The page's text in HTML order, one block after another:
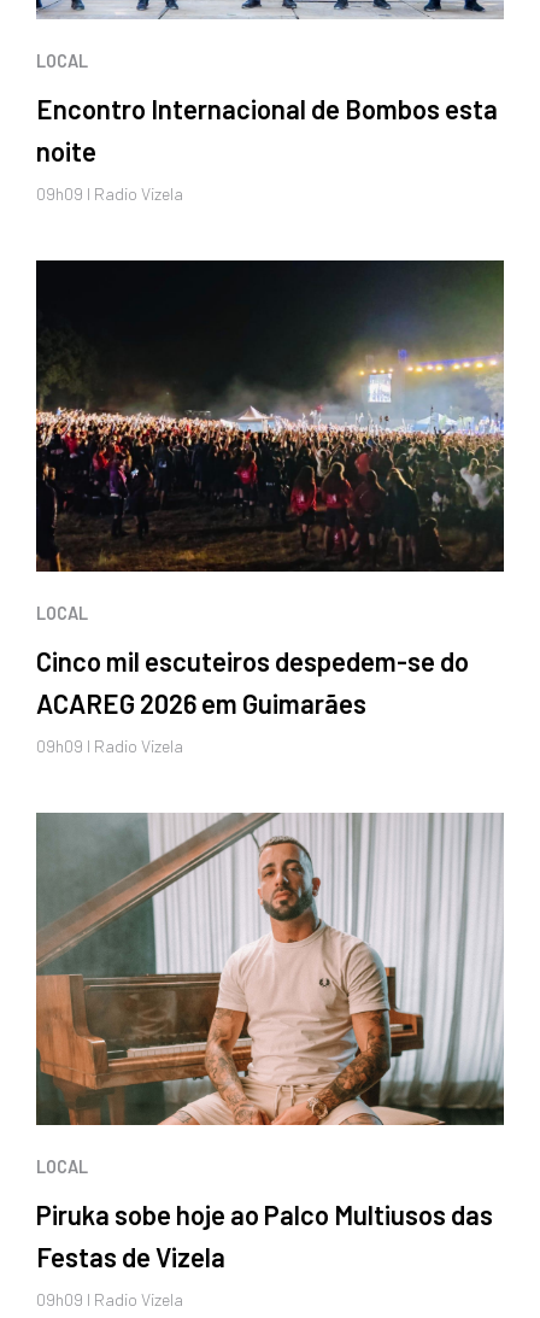
LOCAL
Encontro Internacional de Bombos esta
noite
09h09 I Radio Vizela
LOCAL
Cinco mil escuteiros despedem-se do
ACAREG 2026 em Guimarães
09h09 I Radio Vizela
LOCAL
Piruka sobe hoje ao Palco Multiusos das
Festas de Vizela
09h09 I Radio Vizela